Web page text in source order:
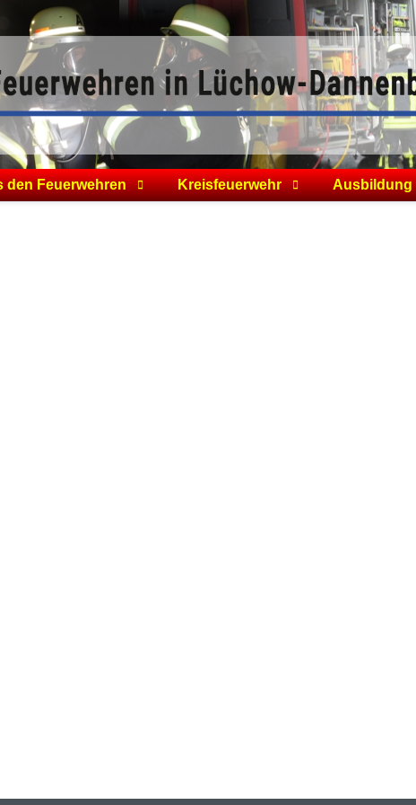
den Feuerwehren Kreisfeuerwehr Ausbildung